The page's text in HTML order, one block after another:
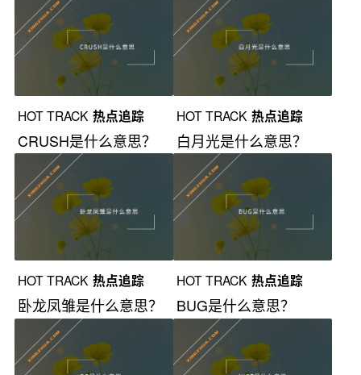
HOT TRACK 热点追踪
CRUSH是什么意思？
HOT TRACK 热点追踪
白月光是什么意思？
HOT TRACK 热点追踪
卧龙凤雏是什么意思？
HOT TRACK 热点追踪
BUG是什么意思？